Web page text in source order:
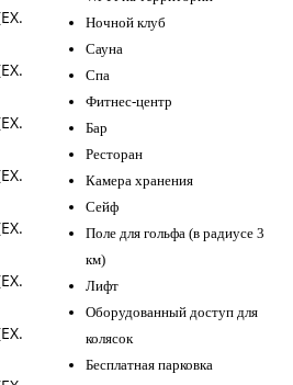
Ночной клуб
Сауна
Спа
Фитнес-центр
Бар
Ресторан
Камера хранения
Сейф
Поле для гольфа (в радиусе 3
км)
Лифт
Оборудованный доступ для
колясок
Бесплатная парковка